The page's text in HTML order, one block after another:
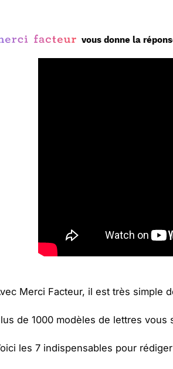
vous donne la
Merci Facteur, il est très simple
de 1000 modèles de lettres
les 7 indispensables pour